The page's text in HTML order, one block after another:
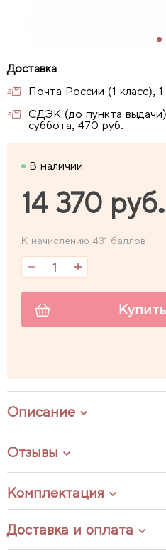
Почта России (1 класс),
СДЭК (до пункта
суббота, 470 руб.
В наличии
14 370 руб.
К начислению 431 баллов
Купить
Описание
Отзывы
Комплектация
Доставка и оплата